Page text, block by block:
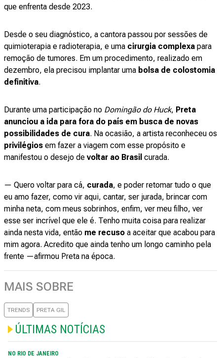
que enfrenta desde 2023.
Desde o seu diagnóstico, a cantora passou por sessões de
quimioterapia e radioterapia, e uma cirurgia complexa para
remoção de tumores. Em um procedimento, realizado em
dezembro, ela precisou implantar uma bolsa de colostomia
definitiva.
Durante uma participação no Domingão do Huck, Preta
anunciou a ida para fora do país em busca de novas
possibilidades de cura. Na ocasião, a artista reconheceu os
privilégios em fazer a viagem com esse propósito e
manifestou o desejo de voltar ao Brasil curada.
— Quero voltar para cá, curada, e poder retomar tudo o que
eu amo fazer, como vir aqui, cantar, ser jurada, brincar com
minha neta, com meus sobrinhos, enfim, ver meu filho, ver
esse ser incrível que ele é. Tenho muita coisa para realizar
ainda nesta vida, então me recuso a aceitar que acabou para
mim agora. Acredito que ainda tenho um longo caminho pela
frente —afirmou Preta na época.
MAIS SOBRE
TRENDS PRETA GIL
ÚLTIMAS NOTÍCIAS
NO RIO DE JANEIRO